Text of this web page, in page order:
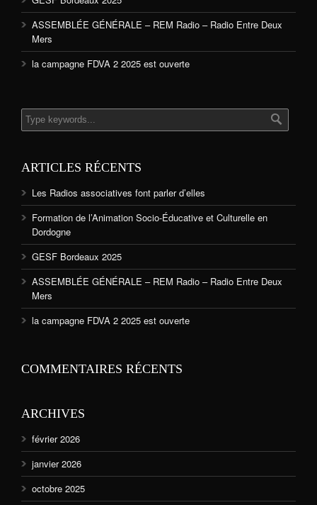
ASSEMBLÉE GÉNÉRALE – REM Radio – Radio Entre Deux
Mers
la campagne FDVA 2 2025 est ouverte
ARTICLES RÉCENTS
Les Radios associatives font parler d’elles
Formation de l’Animation Socio-Éducative et Culturelle en
Dordogne
GESF Bordeaux 2025
ASSEMBLÉE GÉNÉRALE – REM Radio – Radio Entre Deux
Mers
la campagne FDVA 2 2025 est ouverte
COMMENTAIRES RÉCENTS
ARCHIVES
février 2026
janvier 2026
octobre 2025